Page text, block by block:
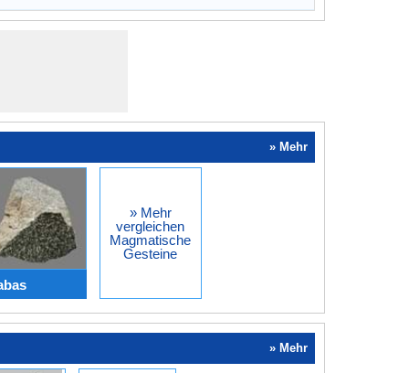
» Mehr
» Mehr
vergleichen
Magmatische
Gesteine
» Mehr